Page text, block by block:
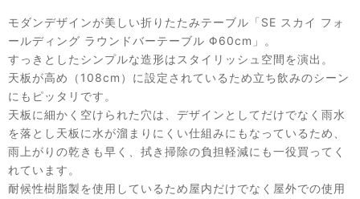
モダンデザインが美しい折りたたみテーブル「SE スカイ フォ
ールディング ラウンドバーテーブル Φ60cm」。
すっきとしたシンプルな造形はスタイリッシュ空間を演出。
天板が高め（108cm）に設定されているため立ち飲みのシーン
にもピッタリです。
天板に細かく空けられた穴は、デザインとしてだけでなく雨水
を落とし天板に水が溜まりにくい仕組みにもなっているため、
雨上がりの乾きも早く、拭き掃除の負担軽減にも一役買ってく
れています。
耐候性樹脂製を使用しているため屋内だけでなく屋外での使用